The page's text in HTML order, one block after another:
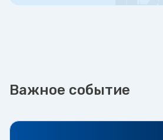
Важное событие